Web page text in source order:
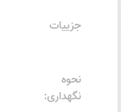
جزییات
نحوه
نگهداری: